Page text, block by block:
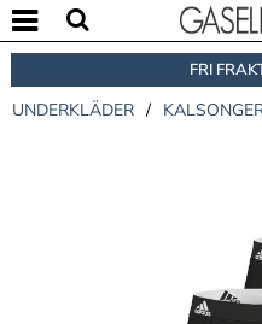
FRI
UNDERKLÄDER /